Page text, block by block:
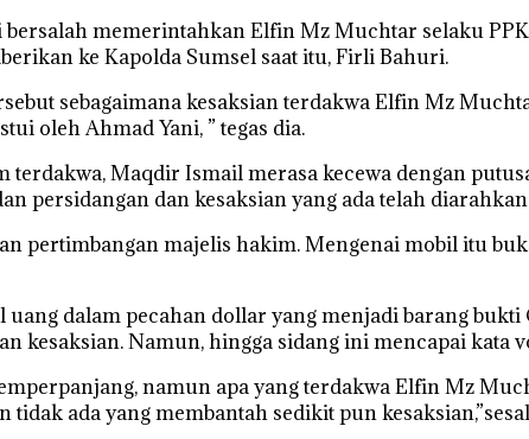
memerintahkan Elfin Mz Muchtar selaku
ke Kapolda Sumsel saat itu, Firli Bahuri.
sebagaimana kesaksian terdakwa Elfin Mz
oleh Ahmad Yani, ” tegas dia.
terdakwa, Maqdir Ismail merasa kecewa dengan
persidangan dan kesaksian yang ada telah
pertimbangan majelis hakim. Mengenai mobil itu
uang dalam pecahan dollar yang menjadi barang
kesaksian. Namun, hingga sidang ini mencapai kata
namun apa yang terdakwa Elfin Mz
tidak ada yang membantah sedikit pun